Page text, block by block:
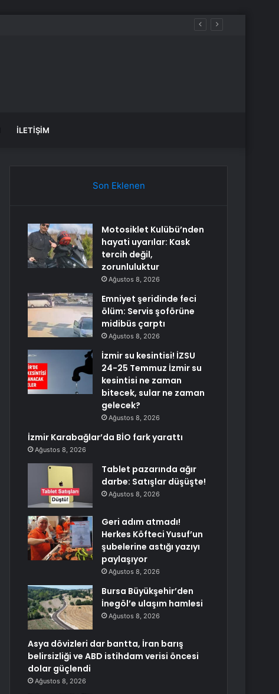
İLETIŞIM
Son Eklenen
Motosiklet Kulübü’nden
hayati uyarılar: Kask
tercih değil,
zorunluluktur
Ağustos 8, 2026
Emniyet şeridinde feci
ölüm: Servis şoförüne
midibüs çarptı
Ağustos 8, 2026
İzmir su kesintisi! İZSU
24-25 Temmuz İzmir su
kesintisi ne zaman
bitecek, sular ne zaman
gelecek?
Ağustos 8, 2026
İzmir Karabağlar’da BİO fark yarattı
Ağustos 8, 2026
Tablet pazarında ağır
darbe: Satışlar düşüşte!
Ağustos 8, 2026
Geri adım atmadı!
Herkes Köfteci Yusuf’un
şubelerine astığı yazıyı
paylaşıyor
Ağustos 8, 2026
Bursa Büyükşehir’den
İnegöl’e ulaşım hamlesi
Ağustos 8, 2026
Asya dövizleri dar bantta, İran barış
belirsizliği ve ABD istihdam verisi öncesi
dolar güçlendi
Ağustos 8, 2026